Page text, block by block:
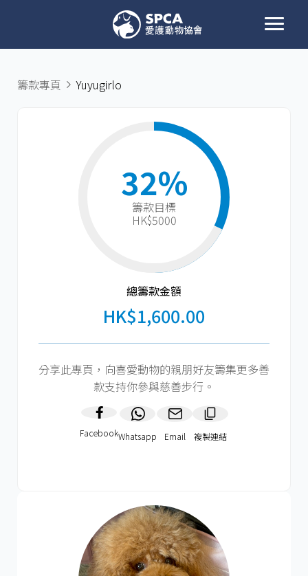
籌款專頁 Yuyugirlo
32%
籌款目標​
HK$5000
總籌款金額​
HK$1,600.00
分享此專頁，向喜愛動物的親朋好友籌集更多善
款支持你參與慈善步行。
FacebookWhatsapp Email 複製連結​